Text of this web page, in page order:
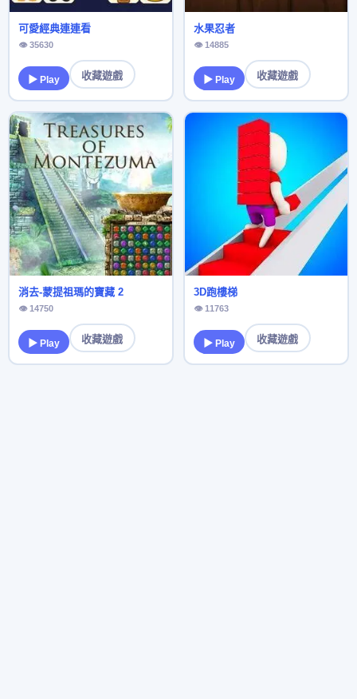
可愛經典連連看
👁 35630
▶ Play 收藏遊戲
水果忍者
👁 14885
▶ Play 收藏遊戲
消去-蒙提祖瑪的寶藏 2
👁 14750
▶ Play 收藏遊戲
3D跑樓梯
👁 11763
▶ Play 收藏遊戲